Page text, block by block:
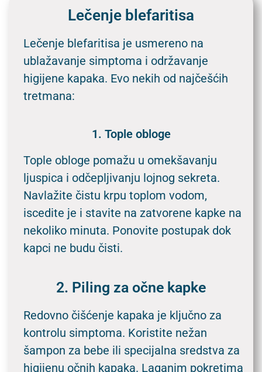
Lečenje blefaritisa
Lečenje blefaritisa je usmereno na
ublažavanje simptoma i održavanje
higijene kapaka. Evo nekih od najčešćih
tretmana:
1. Tople obloge
Tople obloge pomažu u omekšavanju
ljuspica i odčepljivanju lojnog sekreta.
Navlažite čistu krpu toplom vodom,
iscedite je i stavite na zatvorene kapke na
nekoliko minuta. Ponovite postupak dok
kapci ne budu čisti.
2. Piling za očne kapke
Redovno čišćenje kapaka je ključno za
kontrolu simptoma. Koristite nežan
šampon za bebe ili specijalna sredstva za
higijenu očnih kapaka. Laganim pokretima